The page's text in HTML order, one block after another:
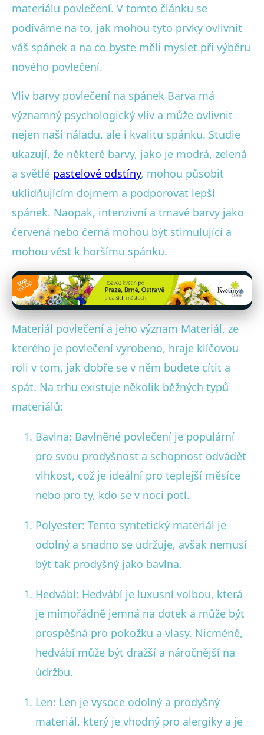
materiálu povlečení. V tomto článku se
podíváme na to, jak mohou tyto prvky ovlivnit
váš spánek a na co byste měli myslet při výběru
nového povlečení.
Vliv barvy povlečení na spánek Barva má
významný psychologický vliv a může ovlivnit
nejen naši náladu, ale i kvalitu spánku. Studie
ukazují, že některé barvy, jako je modrá, zelená
a světlé pastelové odstíny, mohou působit
uklidňujícím dojmem a podporovat lepší
spánek. Naopak, intenzivní a tmavé barvy jako
červená nebo černá mohou být stimulující a
mohou vést k horšímu spánku.
Materiál povlečení a jeho význam Materiál, ze
kterého je povlečení vyrobeno, hraje klíčovou
roli v tom, jak dobře se v něm budete cítit a
spát. Na trhu existuje několik běžných typů
materiálů:
Bavlna: Bavlněné povlečení je populární
pro svou prodyšnost a schopnost odvádět
vlhkost, což je ideální pro teplejší měsíce
nebo pro ty, kdo se v noci potí.
Polyester: Tento syntetický materiál je
odolný a snadno se udržuje, avšak nemusí
být tak prodyšný jako bavlna.
Hedvábí: Hedvábí je luxusní volbou, která
je mimořádně jemná na dotek a může být
prospěšná pro pokožku a vlasy. Nicméně,
hedvábí může být dražší a náročnější na
údržbu.
Len: Len je vysoce odolný a prodyšný
materiál, který je vhodný pro alergiky a je